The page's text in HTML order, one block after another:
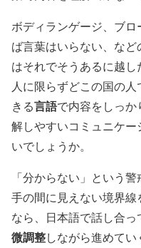
ボディランゲージ、ブ
ば言葉はいらない、な
はそれでそうあるに越
人に限らずどこの国の
きる言語で内容をしっか
解しやすいコミュニケ
いでしょうか。
「分からない」という
手の間に見えない境界
なら、日本語で話し合
微調整しながら進めて